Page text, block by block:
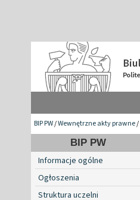
BIP PW/Wewnętrzne akty prawne/
BIP PW
Informacje ogólne
Ogłoszenia
Struktura uczelni